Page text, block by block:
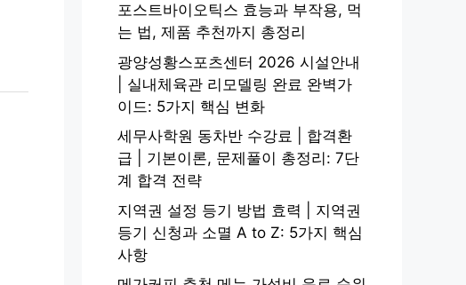
포스트바이오틱스 효능과 부작용, 먹
는 법, 제품 추천까지 총정리
광양성황스포츠센터 2026 시설안내
| 실내체육관 리모델링 완료 완벽가
이드: 5가지 핵심 변화
세무사학원 동차반 수강료 | 합격환
급 | 기본이론, 문제풀이 총정리: 7단
계 합격 전략
지역권 설정 등기 방법 효력 | 지역권
등기 신청과 소멸 A to Z: 5가지 핵심
사항